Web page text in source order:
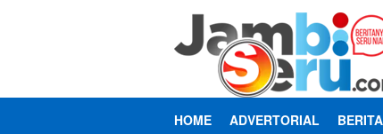
HOME ADVERTORIAL BERITA